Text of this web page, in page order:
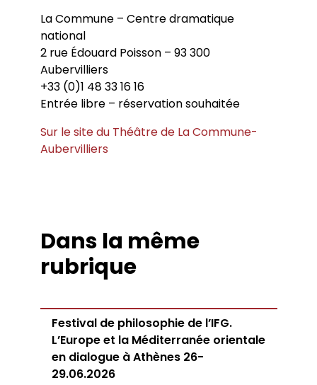
La Commune – Centre dramatique
national
2 rue Édouard Poisson – 93 300
Aubervilliers
+33 (0)1 48 33 16 16
Entrée libre – réservation souhaitée
Sur le site du Théâtre de La Commune-
Aubervilliers
Dans la même
rubrique
Festival de philosophie de l’IFG.
L’Europe et la Méditerranée orientale
en dialogue à Athènes 26-
29.06.2026